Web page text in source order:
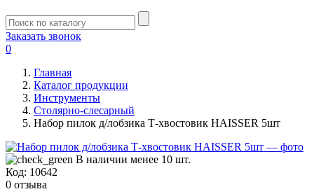
Заказать звонок
0
Главная
Каталог продукции
Инструменты
Столярно-слесарный
Набор пилок д/лобзика Т-хвостовик HAISSER 5шт
В наличии менее 10 шт.
Код: 10642
0 отзыва